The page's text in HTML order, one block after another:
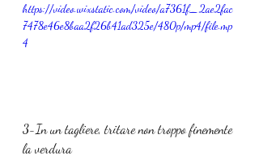
https://video.wixstatic.com/video/a7361f_2ae2fac
7478e46e8baa2f26b41ad325e/480p/mp4/file.mp
4
3-In un tagliere, tritare non troppo finemente
la verdura